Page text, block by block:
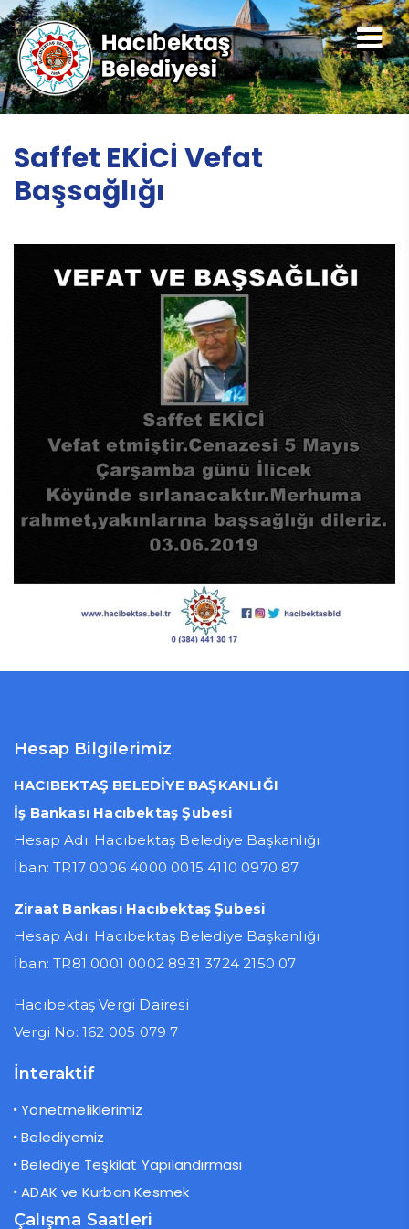
Saffet EKİCİ Vefat
Başsağlığı
Hesap Bilgilerimiz
HACIBEKTAŞ BELEDİYE BAŞKANLIĞI
İş Bankası Hacıbektaş Şubesi
Hesap Adı: Hacıbektaş Belediye Başkanlığı
İban: TR17 0006 4000 0015 4110 0970 87
Ziraat Bankası Hacıbektaş Şubesi
Hesap Adı: Hacıbektaş Belediye Başkanlığı
İban: TR81 0001 0002 8931 3724 2150 07
Hacıbektaş Vergi Dairesi
Vergi No: 162 005 079 7
İnteraktif
Yonetmeliklerimiz
Belediyemiz
Belediye Teşkilat Yapılandırması
ADAK ve Kurban Kesmek
Çalışma Saatleri